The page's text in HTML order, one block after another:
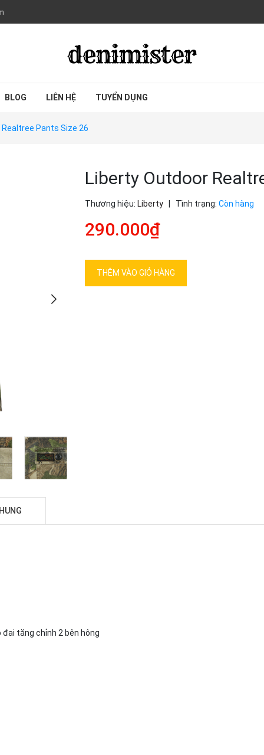
BLOG LIÊN HỆ TUYỂN DỤNG
Pants Size 26
Liberty Outdoor
Thương hiệu: Liberty Tình trạng: Còn hàng
290.000₫
THÊM VÀO GIỎ HÀNG
tăng chỉnh 2 bên hông